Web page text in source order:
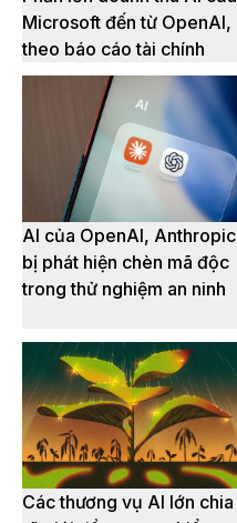
Microsoft đến từ OpenAI,
theo báo cáo tài chính
AI của OpenAI, Anthropic
bị phát hiện chèn mã độc
trong thử nghiệm an ninh
Các thương vụ AI lớn chia